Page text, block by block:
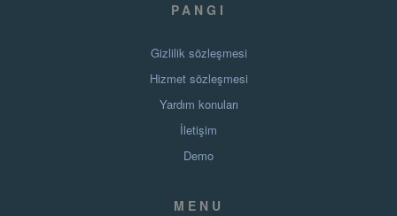
PANGI
Gizlilik sözleşmesi
Hizmet sözleşmesi
Yardım konuları
İletişim
Demo
MENU